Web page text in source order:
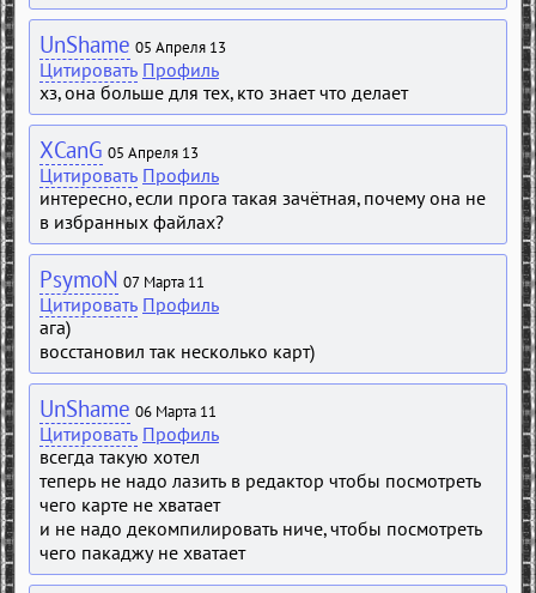
UnShame 05 Апреля 13
Цитировать Профиль
хз, она больше для тех, кто знает что делает
XCanG 05 Апреля 13
Цитировать Профиль
интересно, если прога такая зачётная, почему она не
в избранных файлах?
PsymoN 07 Марта 11
Цитировать Профиль
ага)
восстановил так несколько карт)
UnShame 06 Марта 11
Цитировать Профиль
всегда такую хотел
теперь не надо лазить в редактор чтобы посмотреть
чего карте не хватает
и не надо декомпилировать ниче, чтобы посмотреть
чего пакаджу не хватает